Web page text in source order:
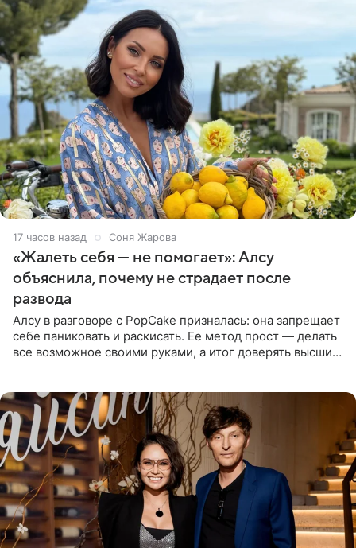
17 часов назад Соня Жарова
«Жалеть себя — не помогает»: Алсу
объяснила, почему не страдает после
развода
Алсу в разговоре с PopCake призналась: она запрещает
себе паниковать и раскисать. Ее метод прост — делать
все возможное своими руками, а итог доверять высшим